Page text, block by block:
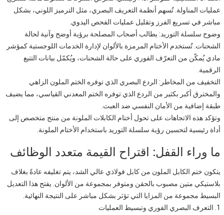
عمليات المناولة. تُسهم أنظمة التعريف البصري، مثل الترميز اللوني، بشكل
مباشر في تسريع الفرز وتقليل عمليات الفحص اليدوي.
وضوح سلسلة التوريد: يطالب أصحاب المصلحة برؤية أوضح وآنية لحالة
الشحنات. تُستخدم الأختام المرمزة بالألوان لإدارة الخدمات اللوجستية كمؤشر
مادي يُمكّن من التعرّف الفوري على حالة الشحنات، ويُكمّل بيانات التتبع
الرقمية.
التخفيف من المخاطر: الردع البصري الذي توفره الختم الملون الزاهي
والمخترق أكبر بكثير من الردع الذي توفره الختم المعدني القياسي، مما يضيف
طبقة إضافية من الأمان النفسي ضد العبث.
وتؤكد هذه الاتجاهات على تحول أختام الكابلات الملونة من منتج متخصص إلى
أداة رئيسية لتحسين رؤية سلسلة التوريد باستخدام الأختام الملونة.
ما وراء القفل: اقتراح القيمة متعدد الوظائف
يتكون ختم الكابل الملون من كابل فولاذي عالي الشد، يتم تغليفه عادةً بغلاف
بلاستيكي متين مصبوب بالحقن ومتوفر بمجموعة من الألوان. يفتح هذا التعديل
البسيط مجموعة من المزايا التي تؤثر بشكل مباشر على النتيجة النهائية.
1. التعرف البصري الفوري وتبسيط العمليات